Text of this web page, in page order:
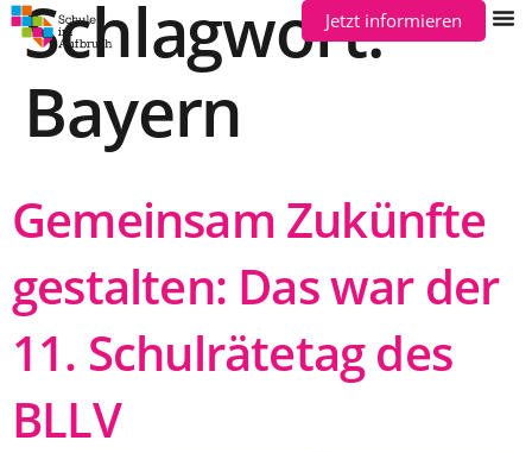
Jetzt informieren
Schlagwort:
Bayern
Gemeinsam Zukünfte
gestalten: Das war der
11. Schulrätetag des
BLLV